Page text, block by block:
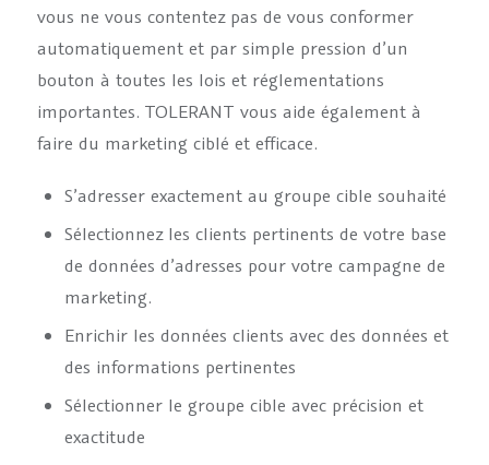
vous ne vous contentez pas de vous conformer
automatiquement et par simple pression d’un
bouton à toutes les lois et réglementations
importantes. TOLERANT vous aide également à
faire du marketing ciblé et efficace.
S’adresser exactement au groupe cible souhaité
Sélectionnez les clients pertinents de votre base
de données d’adresses pour votre campagne de
marketing.
Enrichir les données clients avec des données et
des informations pertinentes
Sélectionner le groupe cible avec précision et
exactitude